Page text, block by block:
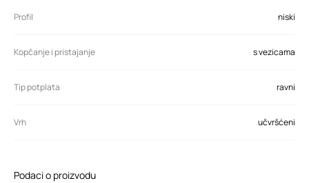
Profil niski
Kopčanje i pristajanje s vezicama
Tip potplata ravni
Vrh učvršćeni
Podaci o proizvodu